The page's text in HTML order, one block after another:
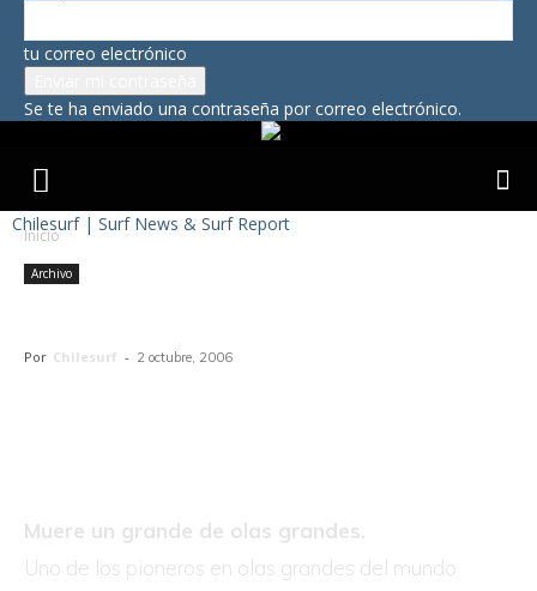
tu correo electrónico
Se te ha enviado una contraseña por correo electrónico.
Chilesurf | Surf News & Surf Report
Inicio
Archivo
Por Chilesurf - 2 octubre, 2006
Muere un grande de olas grandes.
Uno de los pioneros en olas grandes del mundo